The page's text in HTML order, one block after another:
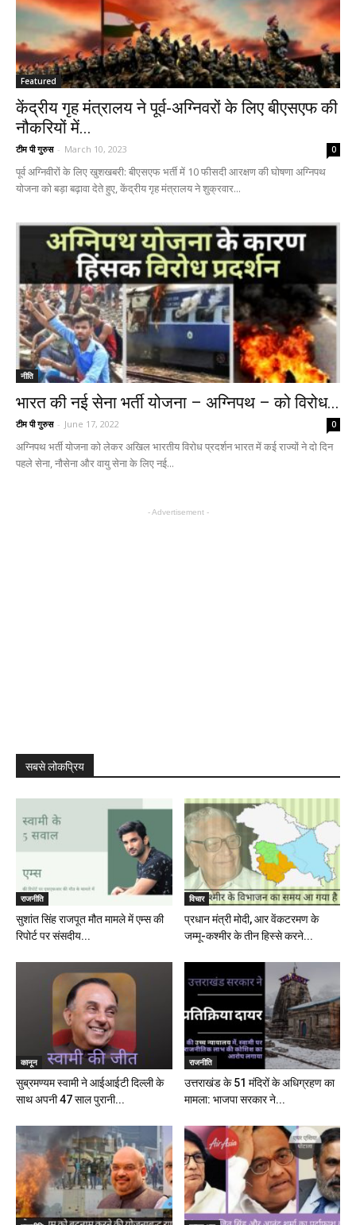
Featured
केंद्रीय गृह मंत्रालय ने पूर्व-अग्निवरों के लिए बीएसएफ की
नौकरियों में...
टीम पी गुरुस - March 10, 2023 0
पूर्व अग्निवीरों के लिए खुशखबरी: बीएसएफ भर्ती में 10 फीसदी आरक्षण की घोषणा अग्निपथ
योजना को बड़ा बढ़ावा देते हुए, केंद्रीय गृह मंत्रालय ने शुक्रवार...
नीति
भारत की नई सेना भर्ती योजना – अग्निपथ – को विरोध...
टीम पी गुरुस - June 17, 2022 0
अग्निपथ भर्ती योजना को लेकर अखिल भारतीय विरोध प्रदर्शन भारत में कई राज्यों ने दो दिन
पहले सेना, नौसेना और वायु सेना के लिए नई...
- Advertisement -
सबसे लोकप्रिय
राजनीति
सुशांत सिंह राजपूत मौत मामले में एम्स की
रिपोर्ट पर संसदीय...
विचार
प्रधान मंत्री मोदी, आर वेंकटरमण के
जम्मू-कश्मीर के तीन हिस्से करने...
कानून
सुब्रमण्यम स्वामी ने आईआईटी दिल्ली के
साथ अपनी 47 साल पुरानी...
राजनीति
उत्तराखंड के 51 मंदिरों के अधिग्रहण का
मामला: भाजपा सरकार ने...